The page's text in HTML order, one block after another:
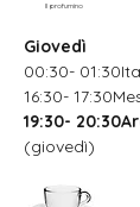
Il profumino
Giovedì
00:30-
16:30-
19:30-
(giovedì)